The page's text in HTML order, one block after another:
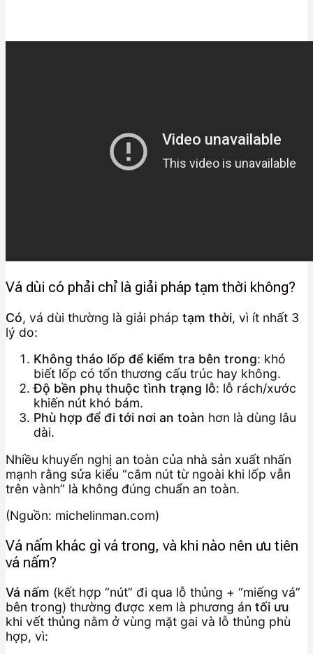
Vá dùi có phải chỉ là giải pháp tạm thời không?
Có, vá dùi thường là giải pháp tạm thời, vì ít nhất 3
lý do:
Không tháo lốp để kiểm tra bên trong: khó
biết lốp có tổn thương cấu trúc hay không.
Độ bền phụ thuộc tình trạng lỗ: lỗ rách/xước
khiến nút khó bám.
Phù hợp để đi tới nơi an toàn hơn là dùng lâu
dài.
Nhiều khuyến nghị an toàn của nhà sản xuất nhấn
mạnh rằng sửa kiểu “cắm nút từ ngoài khi lốp vẫn
trên vành” là không đúng chuẩn an toàn.
(Nguồn: michelinman.com)
Vá nấm khác gì vá trong, và khi nào nên ưu tiên
vá nấm?
Vá nấm (kết hợp “nút” đi qua lỗ thủng + “miếng vá”
bên trong) thường được xem là phương án tối ưu
khi vết thủng nằm ở vùng mặt gai và lỗ thủng phù
hợp, vì: